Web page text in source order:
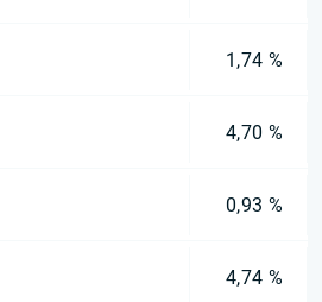
1,74 %
4,70 %
0,93 %
4,74 %